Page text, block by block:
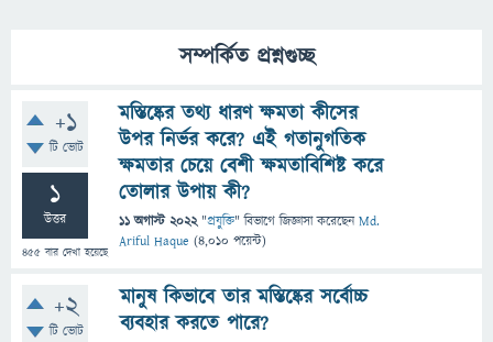
সম্পর্কিত প্রশ্নগুচ্ছ
+1
টি ভোট
1
উত্তর
455 বার দেখা হয়েছে
মস্তিষ্কের তথ্য ধারণ ক্ষমতা কীসের
উপর নির্ভর করে? এই গতানুগতিক
ক্ষমতার চেয়ে বেশী ক্ষমতাবিশিষ্ট করে
তোলার উপায় কী?
11 অগাস্ট 2022 "প্রযুক্তি" বিভাগে জিজ্ঞাসাকরেছেনMd.
Ariful Haque (4,010 পয়েন্ট)
+2
টি ভোট
মানুষ কিভাবে তার মস্তিষ্কের সর্বোচ্চ
ব্যবহার করতে পারে?